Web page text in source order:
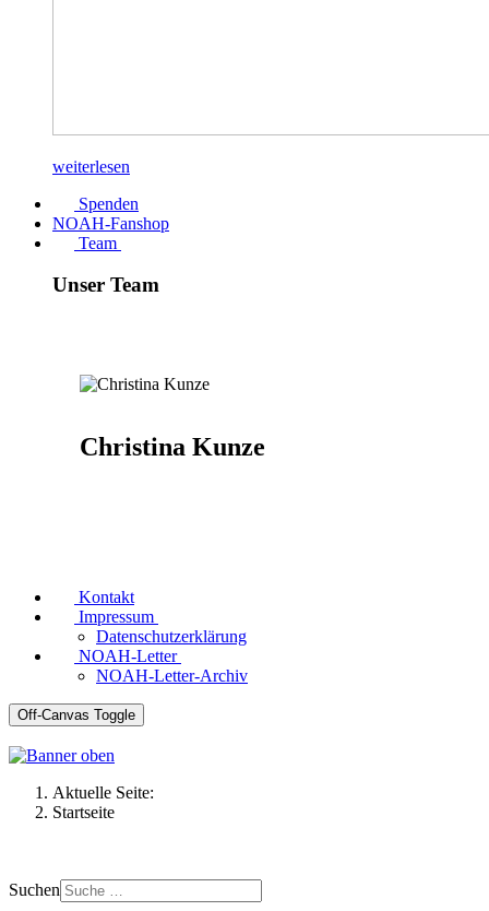
weiterlesen
Spenden
NOAH-Fanshop
Team
Unser Team
Christina Kunze
Kontakt
Impressum
Datenschutzerklärung
NOAH-Letter
NOAH-Letter-Archiv
Off-Canvas Toggle
Aktuelle Seite:
Startseite
Suchen